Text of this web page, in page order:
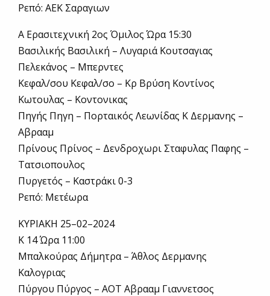
Ρεπό: ΑΕΚ Σαραγιων
Α Ερασιτεχνική 2ος Όμιλος Ώρα 15:30
Βασιλικής Βασιλική – Λυγαριά Κουτσαγιας
Πελεκάνος – Μπερντες
Κεφαλ/σου Κεφαλ/σο – Κρ Βρύση Κοντίνος
Κωτουλας – Κοντονικας
Πηγής Πηγη – Πορταικός Λεωνίδας Κ Δερμανης –
Αβρααμ
Πρίνους Πρίνος – Δενδροχωρι Σταφυλας Παφης –
Τατσιοπουλος
Πυργετός – Καστράκι 0-3
Ρεπό: Μετέωρα
ΚΥΡΙΑΚΗ 25–02–2024
Κ 14 Ώρα 11:00
Μπαλκούρας Δήμητρα – Άθλος Δερμανης
Καλογριας
Πύργου Πύργος – ΑΟΤ Αβρααμ Γιαννετσος